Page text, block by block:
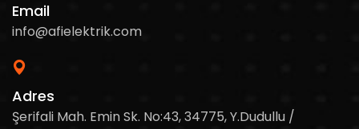
Email
info@afielektrik.com
Adres
Şerifali Mah. Emin Sk. No:43, 34775, Y.Dudullu /